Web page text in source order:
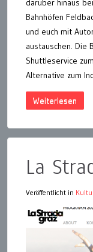
darüber hinaus
Bahnhöfen
und euch mit
austauschen. Die
Shuttleservice
Alternative zum
Weiterlesen
La
Veröffentlicht in